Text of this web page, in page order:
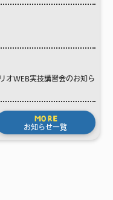
オWEB実技講習会のお知ら
MORE
お知らせ一覧